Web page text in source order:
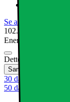
Se alle spesifikasjoner
102.-
Energiklasse
Dette produktet er
Sammenlign
30 dagers åpent kjøp
50 dagers åpent